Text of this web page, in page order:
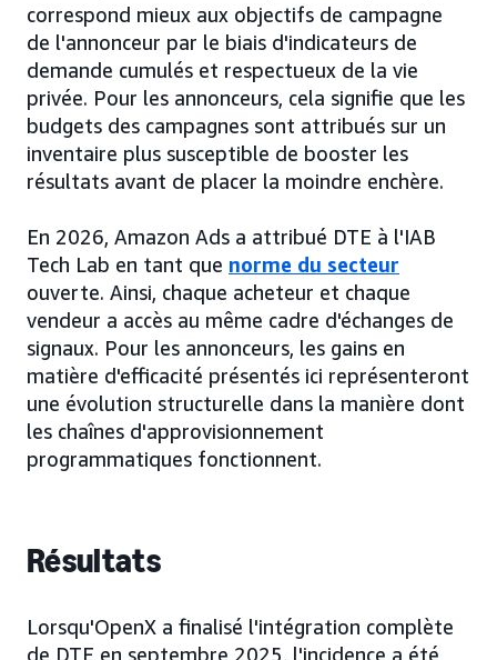
correspond mieux aux objectifs de campagne
de l'annonceur par le biais d'indicateurs de
demande cumulés et respectueux de la vie
privée. Pour les annonceurs, cela signifie que les
budgets des campagnes sont attribués sur un
inventaire plus susceptible de booster les
résultats avant de placer la moindre enchère.
En 2026, Amazon Ads a attribué DTE à l'IAB
Tech Lab en tant que norme du secteur
ouverte. Ainsi, chaque acheteur et chaque
vendeur a accès au même cadre d'échanges de
signaux. Pour les annonceurs, les gains en
matière d'efficacité présentés ici représenteront
une évolution structurelle dans la manière dont
les chaînes d'approvisionnement
programmatiques fonctionnent.
Résultats
Lorsqu'OpenX a finalisé l'intégration complète
de DTE en septembre 2025, l'incidence a été